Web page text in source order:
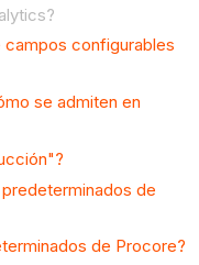
configurables
se admiten en
de
de Procore?